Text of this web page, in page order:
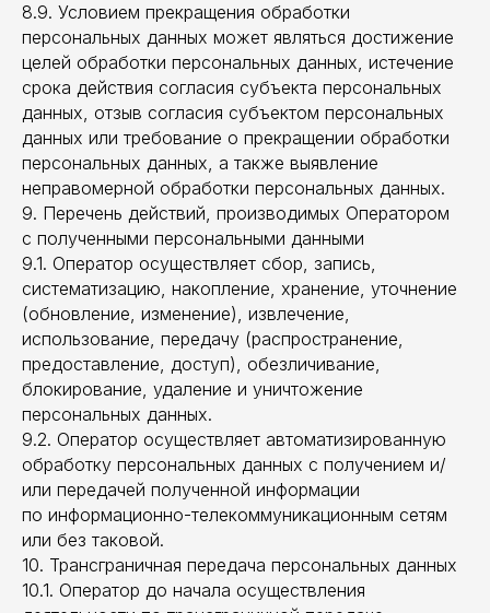
8.9. Условием прекращения обработки
персональных данных может являться достижение
целей обработки персональных данных, истечение
срока действия согласия субъекта персональных
данных, отзыв согласия субъектом персональных
данных или требование о прекращении обработки
персональных данных, а также выявление
неправомерной обработки персональных данных.
9. Перечень действий, производимых Оператором
с полученными персональными данными
9.1. Оператор осуществляет сбор, запись,
систематизацию, накопление, хранение, уточнение
(обновление, изменение), извлечение,
использование, передачу (распространение,
предоставление, доступ), обезличивание,
блокирование, удаление и уничтожение
персональных данных.
9.2. Оператор осуществляет автоматизированную
обработку персональных данных с получением и/
или передачей полученной информации
по информационно-телекоммуникационным сетям
или без таковой.
10. Трансграничная передача персональных данных
10.1. Оператор до начала осуществления